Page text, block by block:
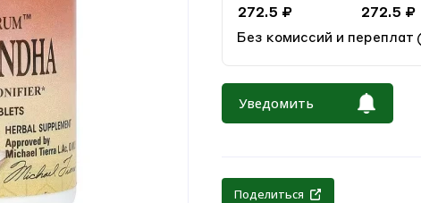
272.5 ₽ 272.5 ₽
Без комиссий и переплат
Уведомить
Поделиться